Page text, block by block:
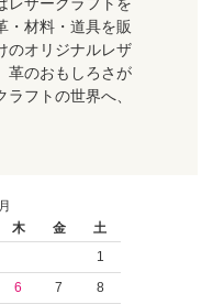
・材料・道具を販
のオリジナルレザ
革のおもしろさが
フトの世界へ、
木 金
土
1
6 7
8